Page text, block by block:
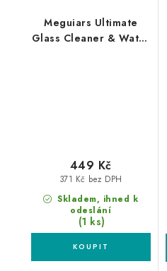
Meguiars Ultimate
Glass Cleaner & Water
Skladem, ihned k
odeslání
(1 ks)
371 Kč bez DPH
449 Kč